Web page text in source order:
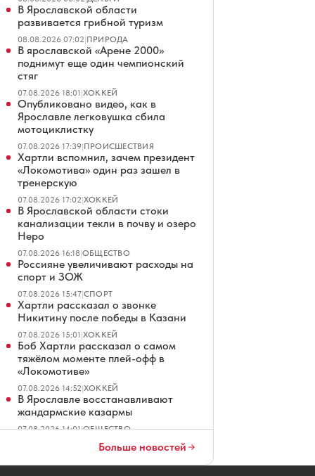
В Ярославской области
развивается грибной туризм
08.08.2026 07:02|ПРИРОДА
В ярославской «Арене 2000»
поднимут еще один чемпионский
стяг
07.08.2026 18:01|ХОККЕЙ
Опубликовано видео, как в
Ярославле легковушка сбила
мотоциклистку
07.08.2026 17:39|ПРОИСШЕСТВИЯ
Хартли вспомнил, зачем президент
«Локомотива» один раз зашел в
тренерскую
07.08.2026 17:02|ХОККЕЙ
В Ярославской области стоки
канализации текли в почву и озеро
Неро
07.08.2026 16:18|ОБЩЕСТВО
Россияне увеличивают расходы на
спорт и ЗОЖ
07.08.2026 15:47|СПОРТ
Хартли рассказал о звонке
Никитину после победы в Казани
07.08.2026 15:01|ХОККЕЙ
Боб Хартли рассказал о самом
тяжёлом моменте плей-офф в
«Локомотиве»
07.08.2026 14:52|ХОККЕЙ
В Ярославле восстанавливают
жандармские казармы
07.08.2026 14:01|ОБЩЕСТВО
Сбер запустил образовательный
кредит на обучение по любой
специальности
Больше новостей